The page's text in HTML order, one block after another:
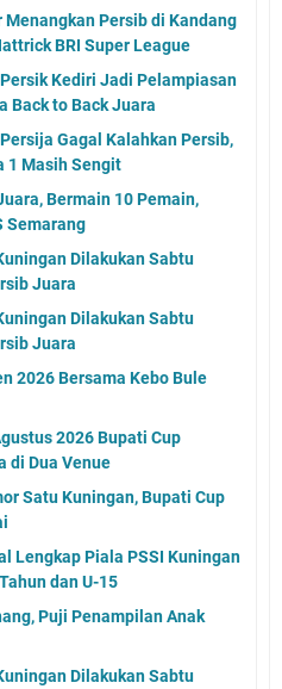
Persib di Kandang
BRI Super League
Kediri Jadi Pelampiasan
Back to Back Juara
Gagal Kalahkan Persib,
1 Masih Sengit
Bermain 10 Pemain,
Semarang
Dilakukan Sabtu
Juara
Dilakukan Sabtu
Juara
2026 Bersama Kebo Bule
2026 Bupati Cup
di Dua Venue
Satu Kuningan, Bupati Cup
Lengkap Piala PSSI Kuningan
dan U-15
Puji Penampilan Anak
Dilakukan Sabtu